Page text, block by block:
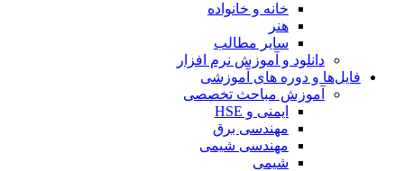
خانه و خانواده
هنر
سایر مطالب
دانلود و آموزش نرم افزار
فایل‌ها و دوره های آموزشی
آموزش مباحث تخصصی
ایمنی و HSE
مهندسی برق
مهندسی شیمی
شیمی